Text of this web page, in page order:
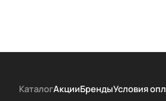
КаталогАкцииБрендыУсловия